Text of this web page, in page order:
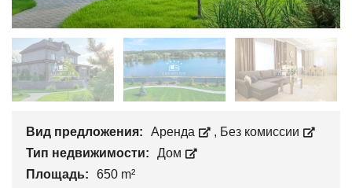
Вид предложения: Аренда , Без комиссии
Тип недвижимости:
Дом
Площадь:
650 m²